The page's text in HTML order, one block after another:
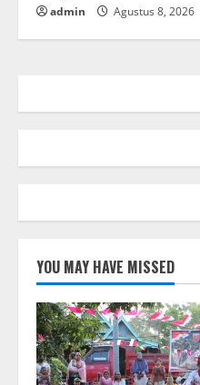
admin Agustus 8, 2026
YOU MAY HAVE MISSED